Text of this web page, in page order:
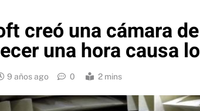
creó una cámara
una hora causa
9 años ago 0 2 mins